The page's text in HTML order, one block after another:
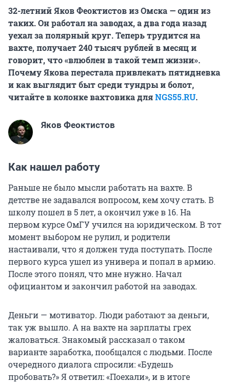
32-летний Яков Феоктистов из Омска — один из
таких. Он работал на заводах, а два года назад
уехал за полярный круг. Теперь трудится на
вахте, получает240 тысячрублей в месяц и
говорит, что «влюблен в такой темп жизни».
Почему Якова перестала привлекать пятидневка
и как выглядит быт среди тундры и болот,
читайте в колонке вахтовика дляNGS55.RU.
Яков Феоктистов
Как нашел работу
Раньше не было мысли работать на вахте. В
детстве не задавался вопросом, кем хочу стать. В
школу пошел в 5 лет, а окончил уже в 16. На
первом курсе ОмГУ учился на юридическом. В тот
момент выбором не рулил, и родители
настаивали, что я должен туда поступать. После
первого курса ушел из универа и попал в армию.
После этого понял, что мне нужно. Начал
официантом и закончил работой на заводах.
Деньги — мотиватор. Люди работают за деньги,
так уж вышло. А на вахте на зарплаты грех
жаловаться. Знакомый рассказал о таком
варианте заработка, пообщался с людьми. После
очередного диалога спросили: «Будешь
пробовать?» Я ответил: «Поехали», и в итоге